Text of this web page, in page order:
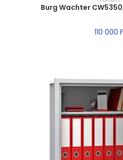
Burg Wachter
110 000